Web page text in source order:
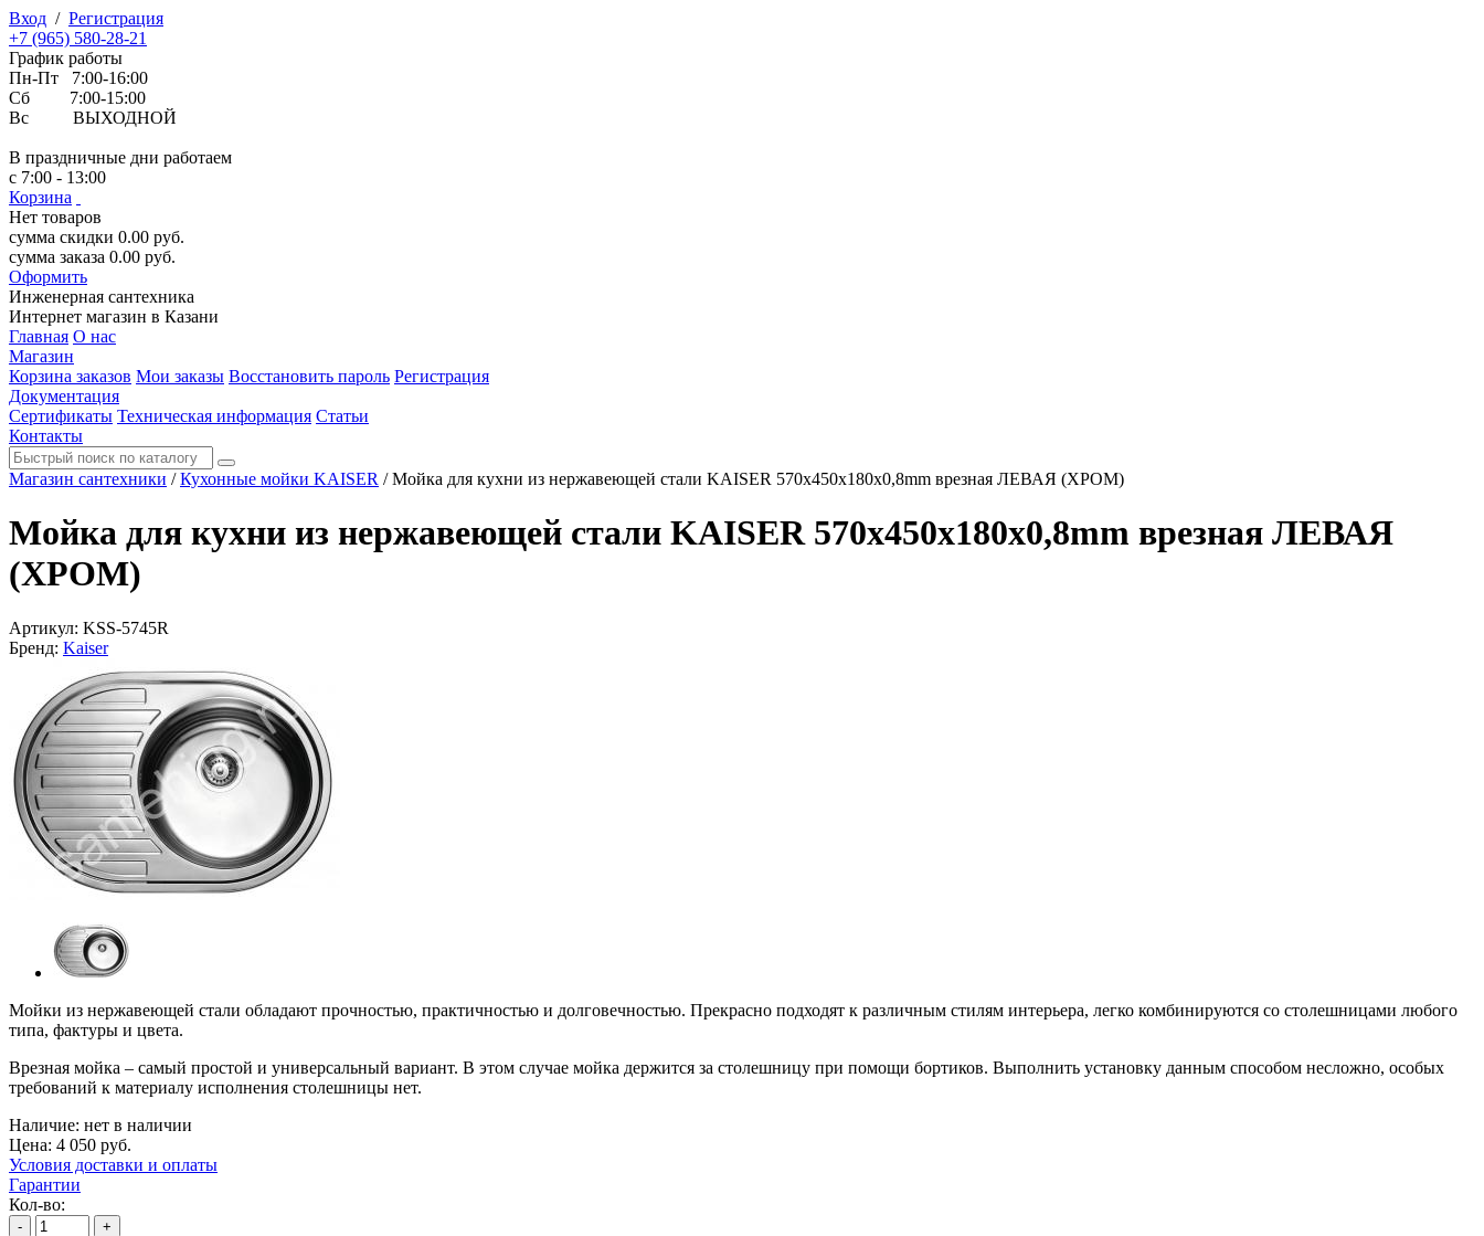
Вход / Регистрация
+7 (965) 580-28-21
График работы
Пн-Пт 7:00-16:00
Сб 7:00-15:00
Вс ВЫХОДНОЙ
В праздничные дни работаем
с 7:00 - 13:00
Корзина
Нет товаров
сумма скидки 0.00 руб.
сумма заказа 0.00 руб.
Оформить
Инженерная сантехника
Интернет магазин в Казани
Главная О нас
Магазин
Корзина заказов Мои заказы Восстановить пароль Регистрация
Документация
Сертификаты Техническая информация Статьи
Контакты
Магазин сантехники / Кухонные мойки KAISER / Мойка для кухни из нержавеющей стали KAISER 570х450х180х0,8mm врезная ЛЕВАЯ (ХРОМ)
Мойка для кухни из нержавеющей стали KAISER 570х450х180х0,8mm врезная ЛЕВАЯ
(ХРОМ)
Артикул: KSS-5745R
Бренд: Kaiser
Мойки из нержавеющей стали обладают прочностью, практичностью и долговечностью. Прекрасно подходят к различным стилям интерьера, легко комбинируются со столешницами любого
типа, фактуры и цвета.
Врезная мойка – самый простой и универсальный вариант. В этом случае мойка держится за столешницу при помощи бортиков. Выполнить установку данным способом несложно, особых
требований к материалу исполнения столешницы нет.
Наличие: нет в наличии
Цена: 4 050 руб.
Условия доставки и оплаты
Гарантии
Кол-во:
- +